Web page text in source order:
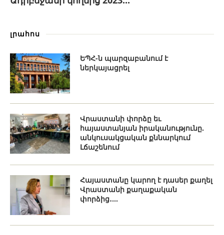
լրահոս
ԵՊՀ-ն պարզաբանում է
ներկայացրել
Վրաստանի փորձը եւ
հայաստանյան իրականությունը.
անկուսակցական քննարկում
Լճաշենում
Հայաստանը կարող է դասեր քաղել
Վրաստանի քաղաքական
փորձից․...